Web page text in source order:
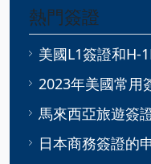
熱門簽證
美國L1簽證和H-
2023年美國常用
馬來西亞旅遊簽
日本商務簽證的